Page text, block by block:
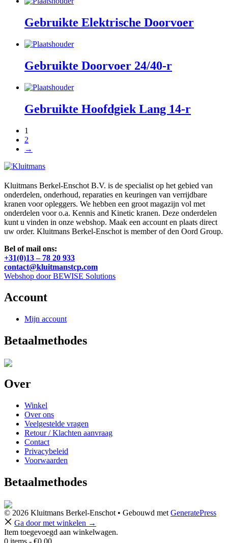
Gebruikte Elektrische Doorvoer
Gebruikte Doorvoer 24/40-r
Gebruikte Hoofdgiek Lang 14-r
1
2
→
Kluitmans Berkel-Enschot B.V. is de specialist op het gebied van
onderdelen, onderhoud, reparaties en keuringen van verrijdbare
kranen voor opleggers. We hebben een groot magazijn vol met
onderdelen voor o.a. Kennis and Kinetic kranen. Deze onderdelen
kunt u vinden in onze webshop. Maak een account en plaats direct
uw order. Kluitmans Berkel-Enschot is member of den Oord Group.
Bel of mail ons:
+31(0)13 – 78 20 933
contact@kluitmanstcp.com
Webshop door BEWISE Solutions
Account
Mijn account
Betaalmethodes
Over
Winkel
Over ons
Veelgestelde vragen
Retour / Klachten aanvraag
Contact
Privacybeleid
Voorwaarden
Betaalmethodes
© 2026 Kluitmans Berkel-Enschot • Gebouwd met GeneratePress
Ga door met winkelen →
Item toegevoegd aan winkelwagen.
0 items - €0,00